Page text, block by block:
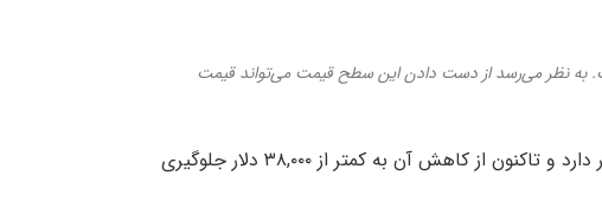
به نظر می‌رسد از دست دادن این سطح قیمت می‌تواند قیمت
در حال حاضر قیمت بیت کوین پیرامون ۳۹,۸۰۰ دلار قرار دارد و تاکنون از کاهش آن به کمتر از ۳۸,۰۰۰ دلار جلوگیری